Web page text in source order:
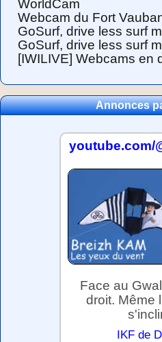
WorldCam
Webcam du Fort
GoSurf, drive less surf
GoSurf, drive less surf
[IWILIVE] Webcams en
Annonces
youtube.com/
Face au
droit. Même
IKF de